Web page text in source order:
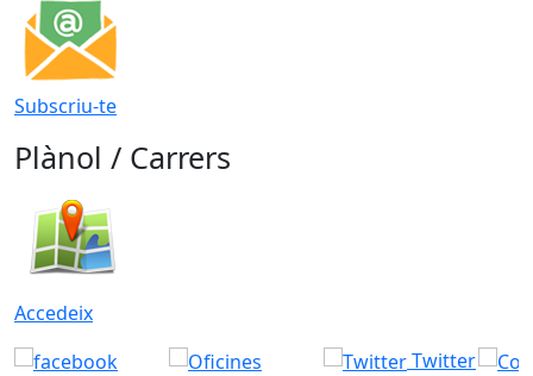
Subscriu-te
Plànol / Carrers
Accedeix
Twitter